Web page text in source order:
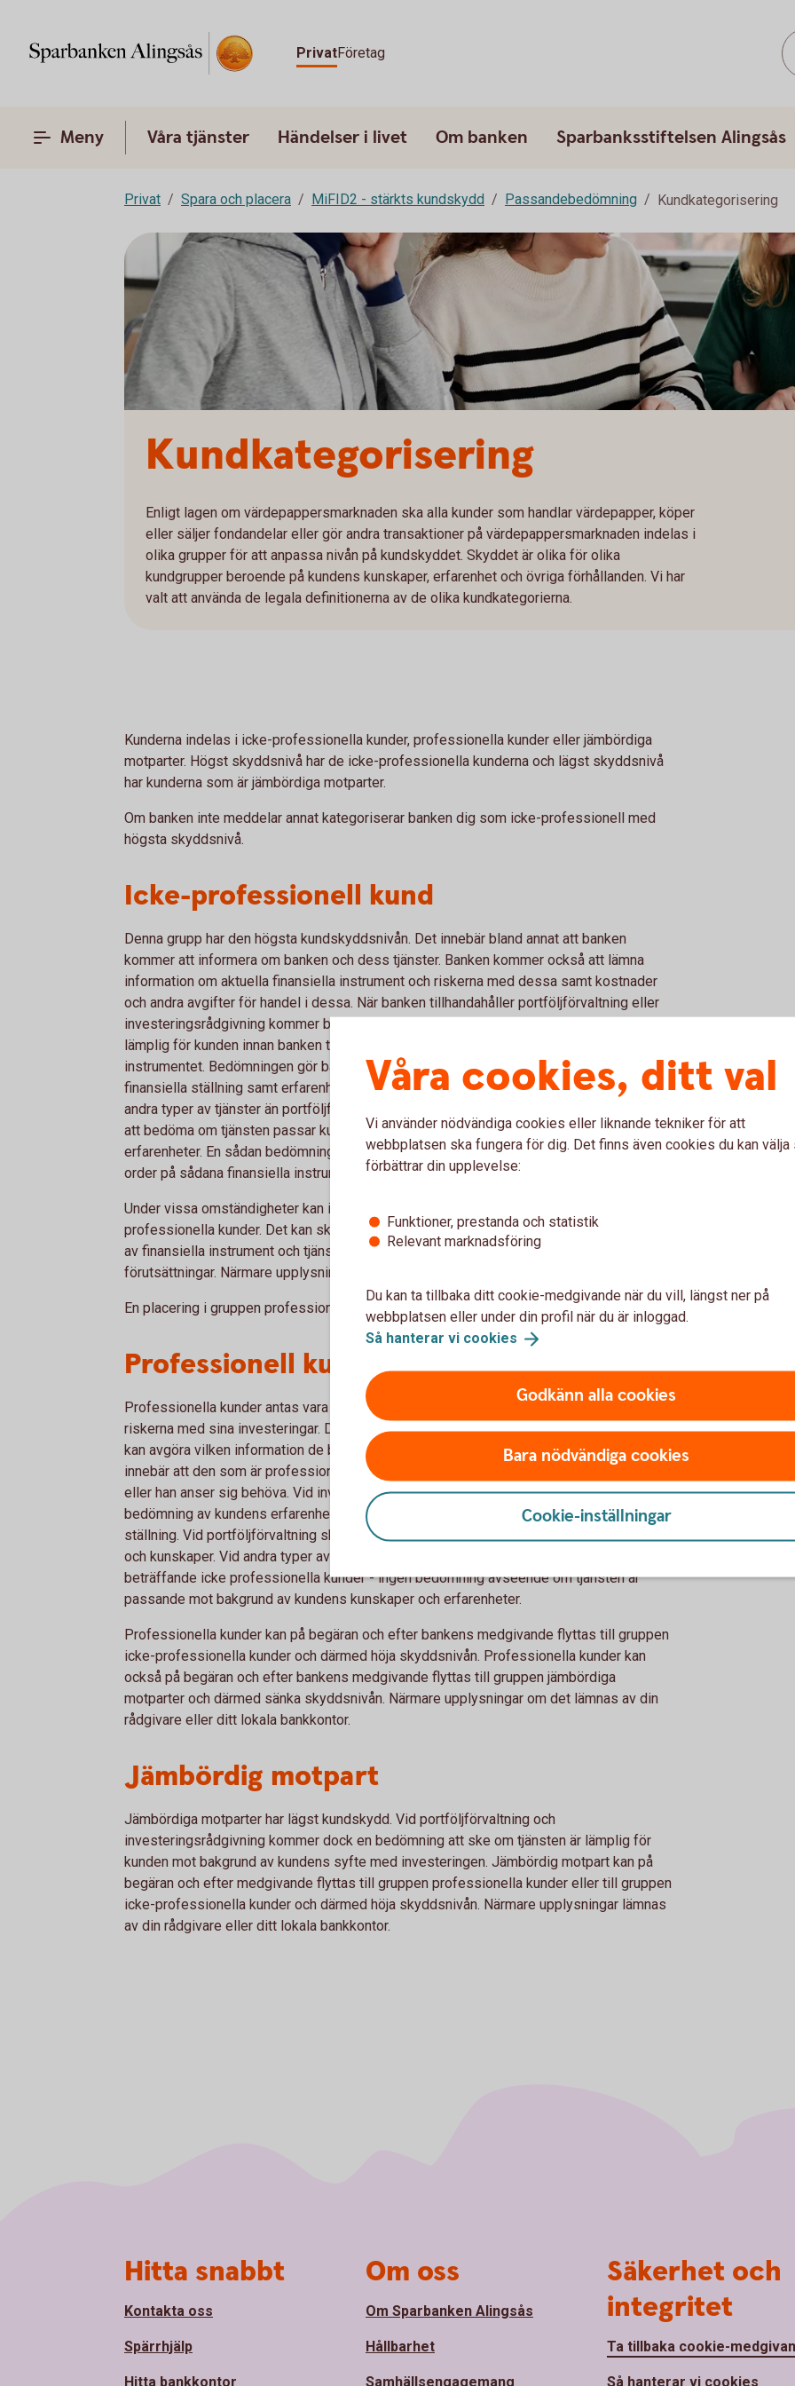
PrivatFöretag
Meny Våra tjänster Händelser i livet Om banken Sparbanksstiftelsen Alingsås
Privat Spara och placera MiFID2 - stärkts kundskydd Passandebedömning Kundkategorisering
Kundkategorisering
Enligt lagen om värdepappersmarknaden ska alla kunder som handlar värdepapper, köper
eller säljer fondandelar eller gör andra transaktioner på värdepappersmarknaden indelas i
olika grupper för att anpassa nivån på kundskyddet. Skyddet är olika för olika
kundgrupper beroende på kundens kunskaper, erfarenhet och övriga förhållanden. Vi har
valt att använda de legala definitionerna av de olika kundkategorierna.
Kunderna indelas i icke-professionella kunder, professionella kunder eller jämbördiga
motparter. Högst skyddsnivå har de icke-professionella kunderna och lägst skyddsnivå
har kunderna som är jämbördiga motparter.
Om banken inte meddelar annat kategoriserar banken dig som icke-professionell med
högsta skyddsnivå.
Icke-professionell kund
Denna grupp har den högsta kundskyddsnivån. Det innebär bland annat att banken
kommer att informera om banken och dess tjänster. Banken kommer också att lämna
information om aktuella finansiella instrument och riskerna med dessa samt kostnader
och andra avgifter för handel i dessa. När banken tillhandahåller portföljförvaltning eller
investeringsrådgivning kommer banken att bedöma om en tjänst eller ett instrument är
lämplig för kunden innan banken tillhandahåller tjänsten eller rekommenderar
instrumentet. Bedömningen gör banken mot bakgrund av kundens investeringsmål,
finansiella ställning samt erfarenhet av och kunskap om tjänsten eller transaktionen. Vid
andra typer av tjänster än portföljförvaltning och investeringsrådgivning kommer banken
att bedöma om tjänsten passar kunden mot bakgrund av kundens kunskaper och
erfarenheter. En sådan bedömning görs dock inte då kunden på egen begäran lägger
order på sådana finansiella instrument som banken bedömer vara okomplicerade.
Under vissa omständigheter kan icke-professionella kunder flyttas till gruppen
professionella kunder. Det kan ske generellt, eller för en viss grupp eller vissa grupper
av finansiella instrument och tjänster. För en sådan omplacering gäller speciella
förutsättningar. Närmare upplysningar lämnas av din rådgivare eller ditt lokala bankkontor.
En placering i gruppen professionella placerare gör att skyddsnivån minskar.
Professionell kund
Professionella kunder antas vara i stånd att fatta sina egna investeringsbeslut och förstå
riskerna med sina investeringar. De förväntas normalt ha sådana kunskaper att de själva
kan avgöra vilken information de behöver för att kunna göra ett investeringsbeslut. Det
innebär att den som är professionell kund själv måste begära den information som hon
eller han anser sig behöva. Vid investeringsrådgivning gör banken normalt inte någon
bedömning av kundens erfarenhet och kunskaper och inte av kundens finansiella
ställning. Vid portföljförvaltning sker inte heller någon bedömning av kundens erfarenhet
och kunskaper. Vid andra typer av tjänster sker till skillnad från vad som gäller
beträffande icke professionella kunder - ingen bedömning avseende om tjänsten är
passande mot bakgrund av kundens kunskaper och erfarenheter.
Professionella kunder kan på begäran och efter bankens medgivande flyttas till gruppen
icke-professionella kunder och därmed höja skyddsnivån. Professionella kunder kan
också på begäran och efter bankens medgivande flyttas till gruppen jämbördiga
motparter och därmed sänka skyddsnivån. Närmare upplysningar om det lämnas av din
rådgivare eller ditt lokala bankkontor.
Jämbördig motpart
Jämbördiga motparter har lägst kundskydd. Vid portföljförvaltning och
investeringsrådgivning kommer dock en bedömning att ske om tjänsten är lämplig för
kunden mot bakgrund av kundens syfte med investeringen. Jämbördig motpart kan på
begäran och efter medgivande flyttas till gruppen professionella kunder eller till gruppen
icke-professionella kunder och därmed höja skyddsnivån. Närmare upplysningar lämnas
av din rådgivare eller ditt lokala bankkontor.
Våra cookies, ditt val
Vi använder nödvändiga cookies eller liknande tekniker för att
webbplatsen ska fungera för dig. Det finns även cookies du kan välja
förbättrar din upplevelse:
Funktioner, prestanda och statistik
Relevant marknadsföring
Du kan ta tillbaka ditt cookie-medgivande när du vill, längst ner på
webbplatsen eller under din profil när du är inloggad.
Så hanterar vi cookies
Godkänn alla cookies
Bara nödvändiga cookies
Cookie-inställningar
Hitta snabbt
Kontakta oss
Spärrhjälp
Hitta bankkontor
Om oss
Om Sparbanken Alingsås
Hållbarhet
Samhällsengagemang
Säkerhet och
integritet
Ta tillbaka cookie-
Så hanterar vi cookies